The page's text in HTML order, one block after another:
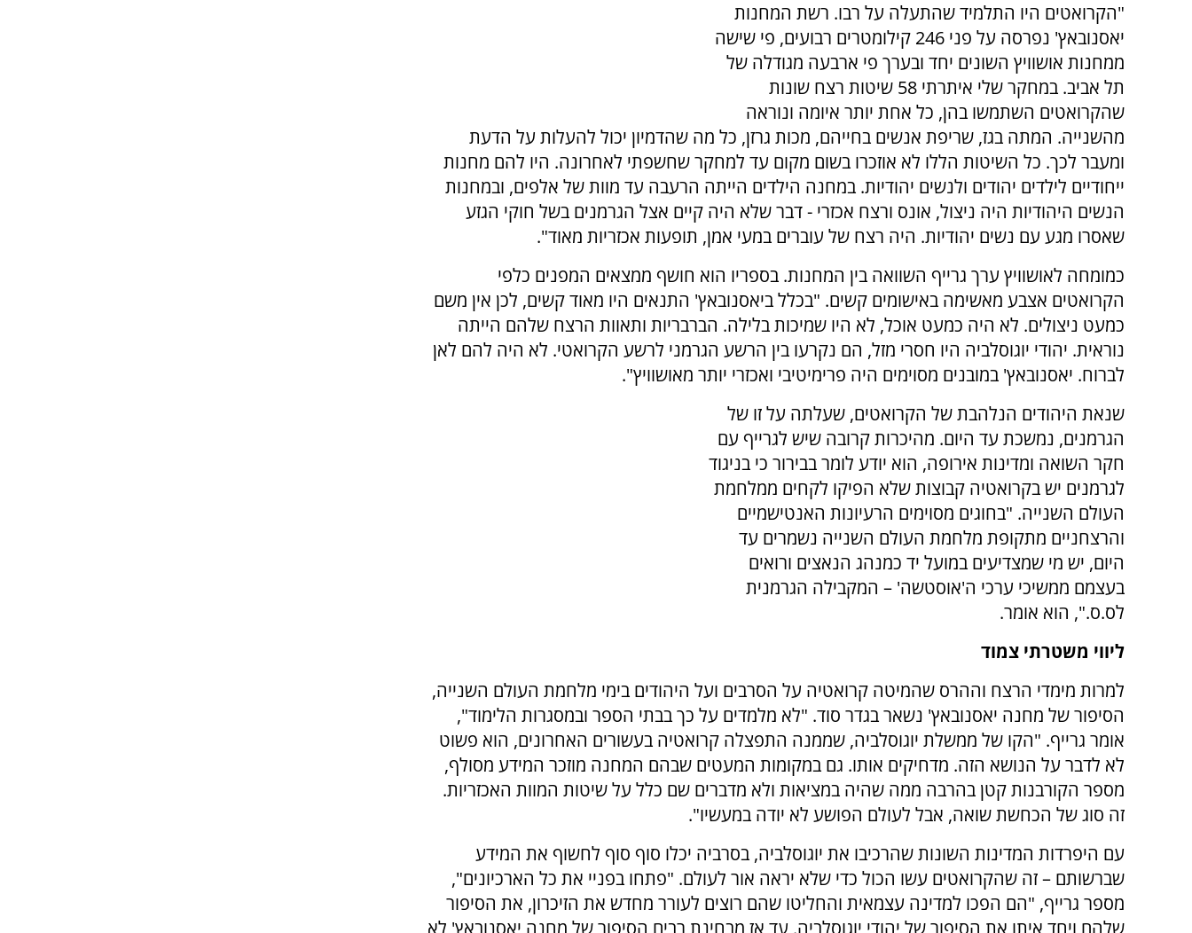
"הקרואטים היו התלמיד שהתעלה על רבו. רשת המחנות
יאסנובאץ' נפרסה על פני 246 קילומטרים רבועים, פי שישה
ממחנות אושוויץ השונים יחד ובערך פי ארבעה מגודלה של
תל אביב. במחקר שלי איתרתי 58 שיטות רצח שונות
שהקרואטים השתמשו בהן, כל אחת יותר איומה ונוראה
מהשנייה. המתה בגז, שריפת אנשים בחייהם, מכות גרזן, כל מה שהדמיון יכול להעלות על הדעת
ומעבר לכך. כל השיטות הללו לא אוזכרו בשום מקום עד למחקר שחשפתי לאחרונה. היו להם מחנות
ייחודיים לילדים יהודים ולנשים יהודיות. במחנה הילדים הייתה הרעבה עד מוות של אלפים, ובמחנות
הנשים היהודיות היה ניצול, אונס ורצח אכזרי - דבר שלא היה קיים אצל הגרמנים בשל חוקי הגזע
שאסרו מגע עם נשים יהודיות. היה רצח של עוברים במעי אמן, תופעות אכזריות מאוד".
כמומחה לאושוויץ ערך גרייף השוואה בין המחנות. בספריו הוא חושף ממצאים המפנים כלפי
הקרואטים אצבע מאשימה באישומים קשים. "בכלל ביאסנובאץ' התנאים היו מאוד קשים, לכן אין משם
כמעט ניצולים. לא היה כמעט אוכל, לא היו שמיכות בלילה. הברבריות ותאוות הרצח שלהם הייתה
נוראית. יהודי יוגוסלביה היו חסרי מזל, הם נקרעו בין הרשע הגרמני לרשע הקרואטי. לא היה להם לאן
לברוח. יאסנובאץ' במובנים מסוימים היה פרימיטיבי ואכזרי יותר מאושוויץ".
שנאת היהודים הנלהבת של הקרואטים, שעלתה על זו של
הגרמנים, נמשכת עד היום. מהיכרות קרובה שיש לגרייף עם
חקר השואה ומדינות אירופה, הוא יודע לומר בבירור כי בניגוד
לגרמנים יש בקרואטיה קבוצות שלא הפיקו לקחים ממלחמת
העולם השנייה. "בחוגים מסוימים הרעיונות האנטישמיים
והרצחניים מתקופת מלחמת העולם השנייה נשמרים עד
היום, יש מי שמצדיעים במועל יד כמנהג הנאצים ורואים
בעצמם ממשיכי ערכי ה'אוסטשה' – המקבילה הגרמנית
לס.ס.", הוא אומר.
ליווי משטרתי צמוד
למרות מימדי הרצח וההרס שהמיטה קרואטיה על הסרבים ועל היהודים בימי מלחמת העולם השנייה,
הסיפור של מחנה יאסנובאץ' נשאר בגדר סוד. "לא מלמדים על כך בבתי הספר ובמסגרות הלימוד",
אומר גרייף. "הקו של ממשלת יוגוסלביה, שממנה התפצלה קרואטיה בעשורים האחרונים, הוא פשוט
לא לדבר על הנושא הזה. מדחיקים אותו. גם במקומות המעטים שבהם המחנה מוזכר המידע מסולף,
מספר הקורבנות קטן בהרבה ממה שהיה במציאות ולא מדברים שם כלל על שיטות המוות האכזריות.
זה סוג של הכחשת שואה, אבל לעולם הפושע לא יודה במעשיו".
עם היפרדות המדינות השונות שהרכיבו את יוגוסלביה, בסרביה יכלו סוף סוף לחשוף את המידע
שברשותם – זה שהקרואטים עשו הכול כדי שלא יראה אור לעולם. "פתחו בפניי את כל הארכיונים",
מספר גרייף, "הם הפכו למדינה עצמאית והחליטו שהם רוצים לעורר מחדש את הזיכרון, את הסיפור